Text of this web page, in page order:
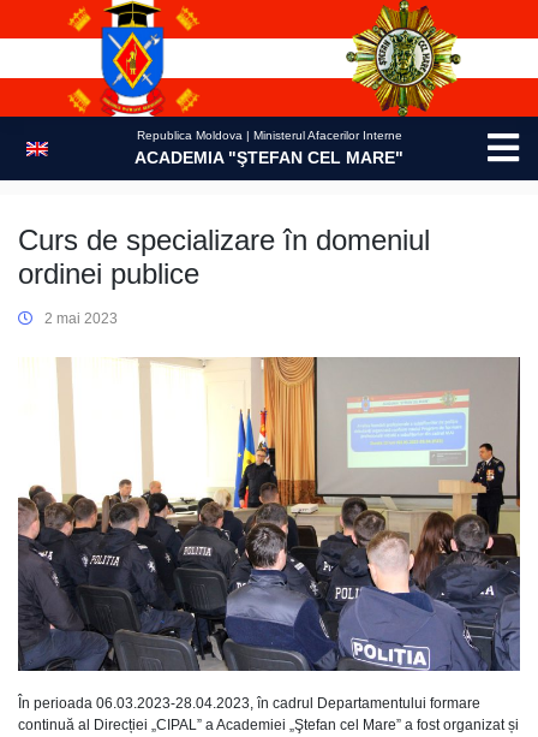
Republica Moldova | Ministerul Afacerilor Interne
ACADEMIA "ŞTEFAN CEL MARE"
Curs de specializare în domeniul
ordinei publice
2 mai 2023
În perioada 06.03.2023-28.04.2023, în cadrul Departamentului formare
continuă al Direcției „CIPAL” a Academiei „Ştefan cel Mare” a fost organizat și